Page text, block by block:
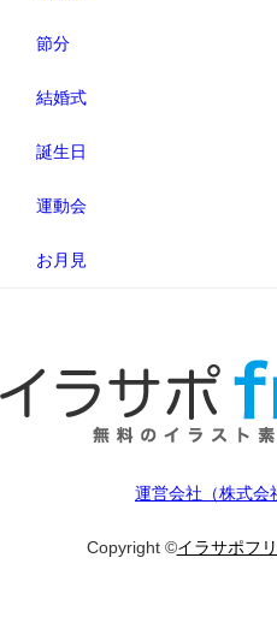
節分
結婚式
誕生日
運動会
お月見
運営会社（株式会
Copyright ©イラサポフ